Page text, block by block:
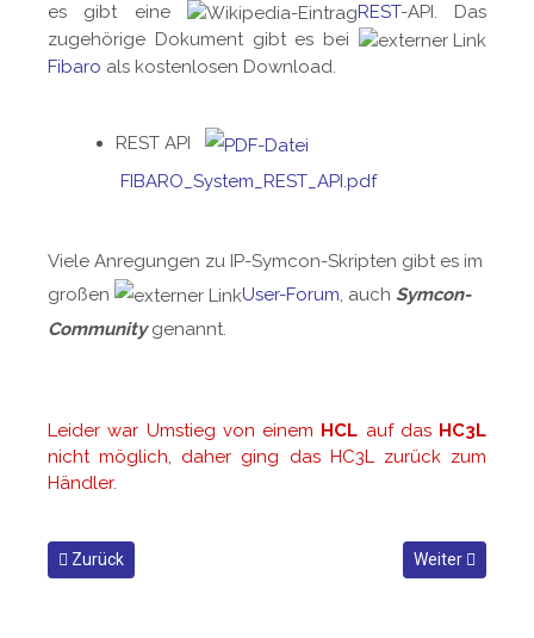
es gibt eine
REST-API. Das
zugehörige Dokument gibt es bei
Fibaro als kostenlosen Download.
REST API
FIBARO_System_REST_API.pdf
Viele Anregungen zu IP-Symcon-Skripten gibt es im
großen
User-Forum , auch Symcon-
Communitygenannt.
Leider war Umstieg von einem HCL auf das HC3L
nicht möglich, daher ging das HC3L zurück zum
Händler.
Vorheriger Beitrag: Hallo Michael - TASMOTA 9.5.0
Zurück Nächster
Weiter